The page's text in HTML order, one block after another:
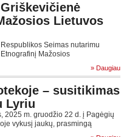
Lietuvos
Seimas nutarimu
Mažosios
» Daugiau
– susitikimas
Lyriu
2025 m. gruodžio 22 d. į Pagėgių
vykusį jaukų, prasmingą